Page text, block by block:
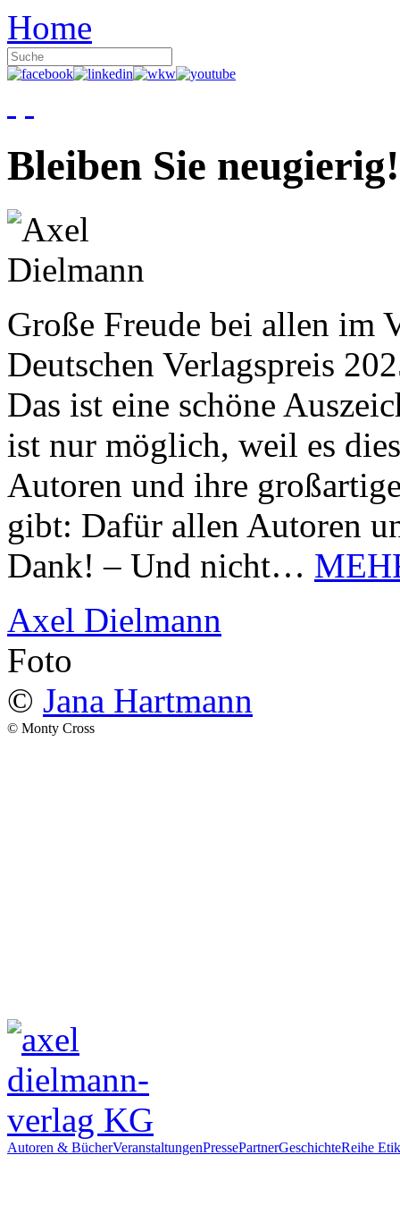
Home
Bleiben Sie neugierig!
Große Freude bei allen im
Deutschen Verlagspreis
Das ist eine schöne
ist nur möglich, weil es
Autoren und ihre
gibt: Dafür allen Autoren
Dank! – Und nicht…
Axel Dielmann
Foto
© Jana Hartmann
© Monty Cross
Autoren & BücherVeranstaltungenPressePartnerGeschichteReihe